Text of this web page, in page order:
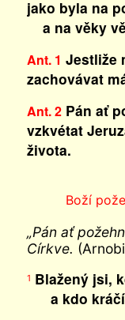
jako byla na
a na věky
Ant. 1 Jestliže
zachovávat
Ant. 2Pán ať
vzkvétat
života.
Boží
„Pán ať
Církve.
1 Blažený jsi,
a kdo